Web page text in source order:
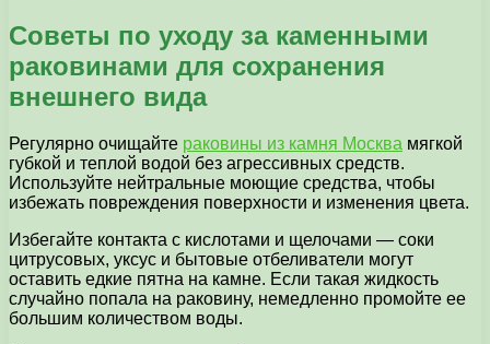
Советы по уходу за каменными
раковинами для сохранения
внешнего вида
Регулярно очищайте раковины из камня Москва мягкой
губкой и теплой водой без агрессивных средств.
Используйте нейтральные моющие средства, чтобы
избежать повреждения поверхности и изменения цвета.
Избегайте контакта с кислотами и щелочами — соки
цитрусовых, уксус и бытовые отбеливатели могут
оставить едкие пятна на камне. Если такая жидкость
случайно попала на раковину, немедленно промойте ее
большим количеством воды.